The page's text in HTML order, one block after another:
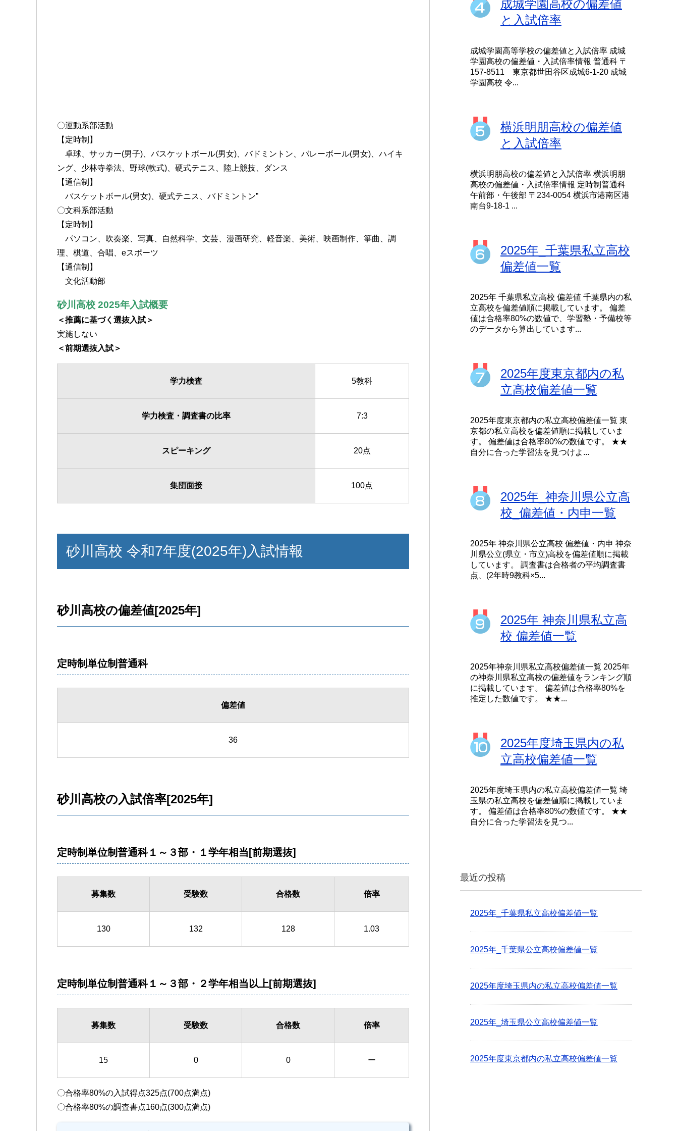
〇運動系部活動
【定時制】
卓球、サッカー(男子)、バスケットボール(男女)、バドミントン、バレーボール(男女)、ハイキ
ング、少林寺拳法、野球(軟式)、硬式テニス、陸上競技、ダンス
【通信制】
バスケットボール(男女)、硬式テニス、バドミントン”
〇文科系部活動
【定時制】
パソコン、吹奏楽、写真、自然科学、文芸、漫画研究、軽音楽、美術、映画制作、箏曲、調
理、棋道、合唱、eスポーツ
【通信制】
文化活動部
砂川高校 2025年入試概要
＜推薦に基づく選抜入試＞
実施しない
＜前期選抜入試＞
学力検査 5教科
学力検査・調査書の比率 7:3
スピーキング 20点
集団面接 100点
砂川高校 令和7年度(2025年)入試情報
砂川高校の偏差値[2025年]
定時制単位制普通科
偏差値
36
砂川高校の入試倍率[2025年]
定時制単位制普通科１～３部・１学年相当[前期選抜]
募集数 受験数 合格数 倍率
130 132 128 1.03
定時制単位制普通科１～３部・２学年相当以上[前期選抜]
募集数 受験数 合格数 倍率
15 0 0 ー
〇合格率80%の入試得点325点(700点満点)
〇合格率80%の調査書点160点(300点満点)
成城学園高校の偏差値
と入試倍率
成城学園高等学校の偏差値と入試倍率 成城
学園高校の偏差値・入試倍率情報 普通科 〒
157-8511 東京都世田谷区成城6-1-20 成城
学園高校 令...
横浜明朋高校の偏差値
と入試倍率
横浜明朋高校の偏差値と入試倍率 横浜明朋
高校の偏差値・入試倍率情報 定時制普通科
午前部・午後部 〒234-0054 横浜市港南区港
南台9-18-1 ...
2025年_千葉県私立高校
偏差値一覧
2025年 千葉県私立高校 偏差値 千葉県内の私
立高校を偏差値順に掲載しています。 偏差
値は合格率80%の数値で、学習塾・予備校等
のデータから算出しています...
2025年度東京都内の私
立高校偏差値一覧
2025年度東京都内の私立高校偏差値一覧 東
京都の私立高校を偏差値順に掲載していま
す。 偏差値は合格率80%の数値です。 ★★
自分に合った学習法を見つけよ...
2025年_神奈川県公立高
校_偏差値・内申一覧
2025年 神奈川県公立高校 偏差値・内申 神奈
川県公立(県立・市立)高校を偏差値順に掲載
しています。 調査書は合格者の平均調査書
点、(2年時9教科×5...
2025年 神奈川県私立高
校 偏差値一覧
2025年神奈川県私立高校偏差値一覧 2025年
の神奈川県私立高校の偏差値をランキング順
に掲載しています。 偏差値は合格率80%を
推定した数値です。 ★★...
2025年度埼玉県内の私
立高校偏差値一覧
2025年度埼玉県内の私立高校偏差値一覧 埼
玉県の私立高校を偏差値順に掲載していま
す。 偏差値は合格率80%の数値です。 ★★
自分に合った学習法を見つ...
最近の投稿
2025年_千葉県私立高校偏差値一覧
2025年_千葉県公立高校偏差値一覧
2025年度埼玉県内の私立高校偏差値一覧
2025年_埼玉県公立高校偏差値一覧
2025年度東京都内の私立高校偏差値一覧